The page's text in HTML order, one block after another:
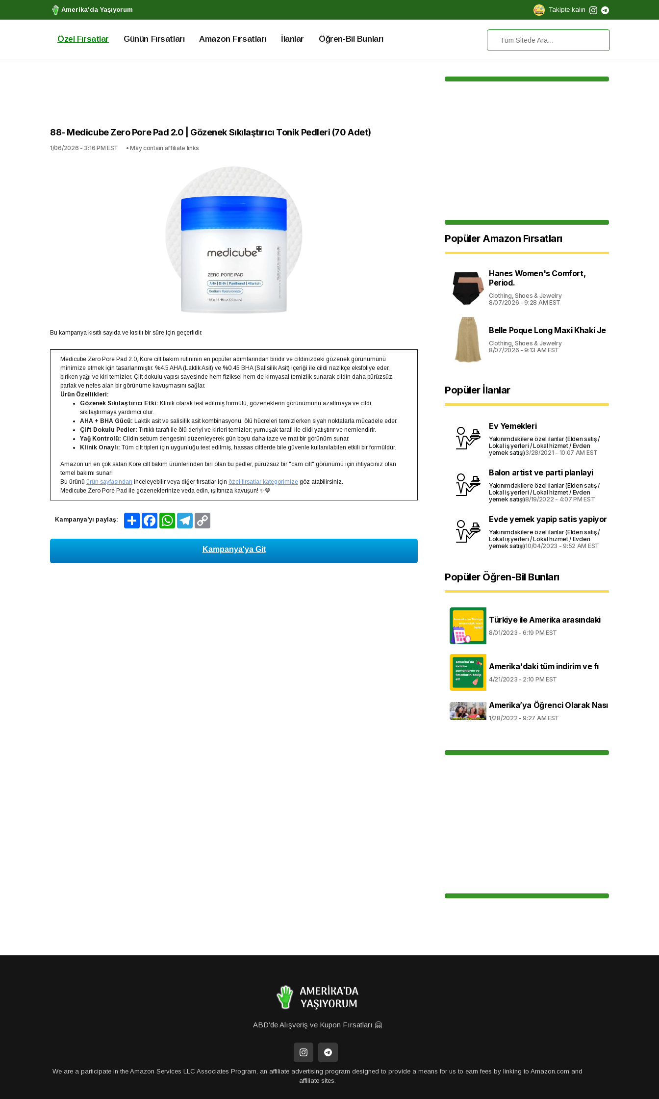
Amerika'da Yaşıyorum Takipte kalın
Özel Fırsatlar Günün Fırsatları Amazon Fırsatları İlanlar Öğren-Bil Bunları
88- Medicube Zero Pore Pad 2.0 | Gözenek Sıkılaştırıcı Tonik Pedleri (70 Adet)
1/06/2026 - 3:16 PM EST • May contain affiliate links
Bu kampanya kısıtlı sayıda ve kısıtlı bir süre için geçerlidir.
Medicube Zero Pore Pad 2.0, Kore cilt bakım rutininin en popüler adımlarından biridir ve cildinizdeki gözenek görünümünü
minimize etmek için tasarlanmıştır. %4.5 AHA (Laktik Asit) ve %0.45 BHA (Salisilik Asit) içeriği ile cildi nazikçe eksfoliye eder,
biriken yağı ve kiri temizler. Çift dokulu yapısı sayesinde hem fiziksel hem de kimyasal temizlik sunarak cildin daha pürüzsüz,
parlak ve nefes alan bir görünüme kavuşmasını sağlar.
Ürün Özellikleri:
Gözenek Sıkılaştırıcı Etki: Klinik olarak test edilmiş formülü, gözeneklerin görünümünü azaltmaya ve cildi
sıkılaştırmaya yardımcı olur.
AHA + BHA Gücü: Laktik asit ve salisilik asit kombinasyonu, ölü hücreleri temizlerken siyah noktalarla mücadele eder.
Çift Dokulu Pedler: Tırtıklı tarafı ile ölü deriyi ve kirleri temizler; yumuşak tarafı ile cildi yatıştırır ve nemlendirir.
Yağ Kontrolü: Cildin sebum dengesini düzenleyerek gün boyu daha taze ve mat bir görünüm sunar.
Klinik Onaylı: Tüm cilt tipleri için uygunluğu test edilmiş, hassas ciltlerde bile güvenle kullanılabilen etkili bir formüldür.
Amazon’un en çok satan Kore cilt bakım ürünlerinden biri olan bu pedler, pürüzsüz bir "cam cilt" görünümü için ihtiyacınız olan
temel bakımı sunar!
Bu ürünü ürün sayfasından inceleyebilir veya diğer fırsatlar için özel fırsatlar kategorimize göz atabilirsiniz.
Medicube Zero Pore Pad ile gözeneklerinize veda edin, ışıltınıza kavuşun! ✨💙
Kampanya'yı paylaş: Share FacebookWhatsAppTelegram
Kampanya'ya Git
Popüler Amazon Fırsatları
Hanes Women's Comfort,
Period.
Clothing, Shoes & Jewelry
8/07/2026 - 9:28 AM EST
Belle Poque Long Maxi Khaki Je
Clothing, Shoes & Jewelry
8/07/2026 - 9:13 AM EST
Popüler İlanlar
Ev Yemekleri
Yakınımdakilere özel ilanlar (Elden satış /
Lokal iş yerleri / Lokal hizmet / Evden
yemek satışı)3/28/2021 - 10:07 AM EST
Balon artist ve parti planlayi
Yakınımdakilere özel ilanlar (Elden satış /
Lokal iş yerleri / Lokal hizmet / Evden
yemek satışı)8/19/2022 - 4:07 PM EST
Evde yemek yapip satis yapiyor
Yakınımdakilere özel ilanlar (Elden satış /
Lokal iş yerleri / Lokal hizmet / Evden
yemek satışı)10/04/2023 - 9:52 AM EST
Popüler Öğren-Bil Bunları
Türkiye ile Amerika arasındaki
8/01/2023 - 6:19 PM EST
Amerika'daki tüm indirim ve fı
4/21/2023 - 2:10 PM EST
Amerika’ya Öğrenci Olarak Nası
1/28/2022 - 9:27 AM EST
ABD’de Alışveriş ve Kupon Fırsatları 🤗
We are a participate in the Amazon Services LLC Associates Program, an affiliate advertising program designed to provide a means for us to earn fees by linking to Amazon.com and
affiliate sites.